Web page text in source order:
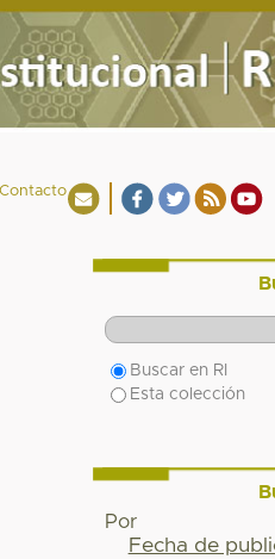
Buscar en RI
Esta colección
Por
Fecha de